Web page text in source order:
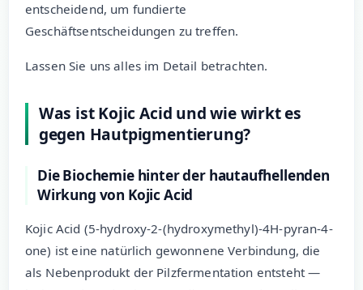
entscheidend, um fundierte
Geschäftsentscheidungen zu treffen.
Lassen Sie uns alles im Detail betrachten.
Was ist Kojic Acid und wie wirkt es
gegen Hautpigmentierung?
Die Biochemie hinter der hautaufhellenden
Wirkung von Kojic Acid
Kojic Acid (5-hydroxy-2-(hydroxymethyl)-4H-pyran-4-
one) ist eine natürlich gewonnene Verbindung, die
als Nebenprodukt der Pilzfermentation entsteht —